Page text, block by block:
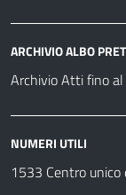
ARCHIVIO ALBO
Archivio Atti fino
NUMERI UTILI
1533 Centro